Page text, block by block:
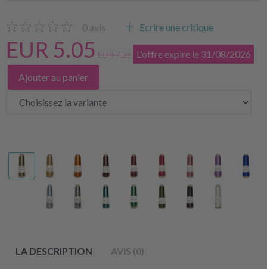
0 avis Ecrire une critique
EUR 5.05 EUR 7.25 L'offre expire le 31/08/2026
Ajouter au panier
LA DESCRIPTION AVIS (0)